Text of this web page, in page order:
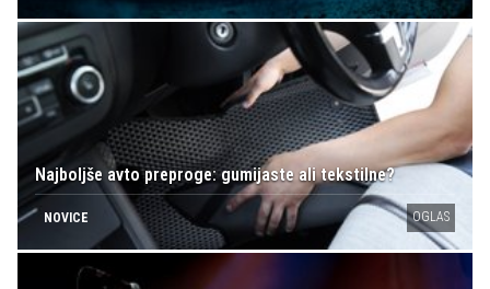
Najboljše avto preproge: gumijaste ali tekstilne?
NOVICE OGLAS